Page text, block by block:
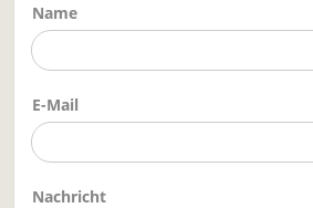
Name
E-Mail
Nachricht